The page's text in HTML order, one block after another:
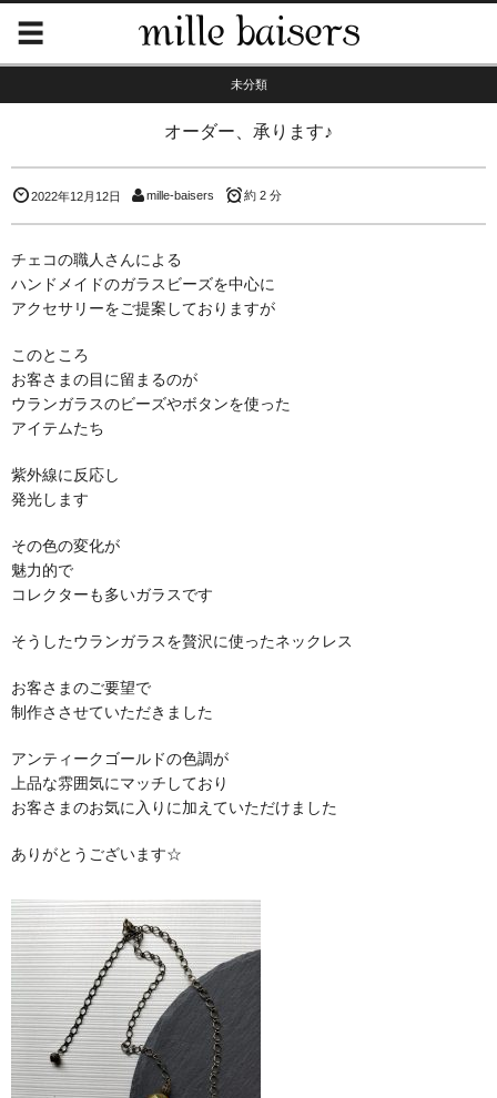
未分類
オーダー、承ります♪
2022年12月12日 mille-baisers 約 2 分
チェコの職人さんによる
ハンドメイドのガラスビーズを中心に
アクセサリーをご提案しておりますが
このところ
お客さまの目に留まるのが
ウランガラスのビーズやボタンを使った
アイテムたち
紫外線に反応し
発光します
その色の変化が
魅力的で
コレクターも多いガラスです
そうしたウランガラスを贅沢に使ったネックレス
お客さまのご要望で
制作ささせていただきました
アンティークゴールドの色調が
上品な雰囲気にマッチしており
お客さまのお気に入りに加えていただけました
ありがとうございます☆